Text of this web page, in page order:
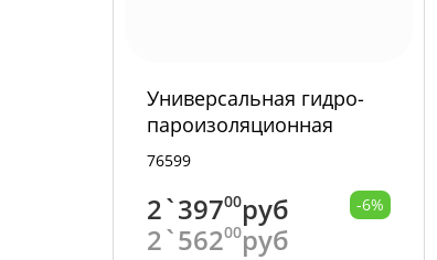
Универсальная гидро-
пароизоляционная
мембрана D,SFMD70
76599
2`39700руб
2`56200руб
-6%